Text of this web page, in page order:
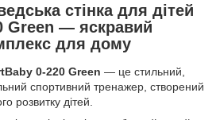
стінка для дітей
Green — яскравий
для дому
0-220 Green — це стильний,
спортивний тренажер, створений
розвитку дітей.